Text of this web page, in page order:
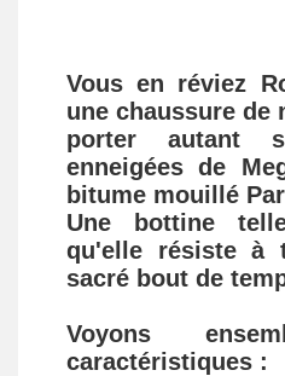
Vous en réviez
une chaussure de
porter autant
enneigées de
bitume mouillé
Une
bottine
qu'elle résiste à
sacré bout de
Voyons
caractéristiques :